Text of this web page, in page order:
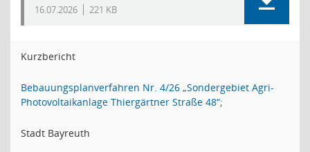
16.07.2026 221 KB
Kurzbericht
Bebauungsplanverfahren Nr. 4/26 „Sondergebiet Agri-
Photovoltaikanlage Thiergärtner Straße 48“;
Stadt Bayreuth